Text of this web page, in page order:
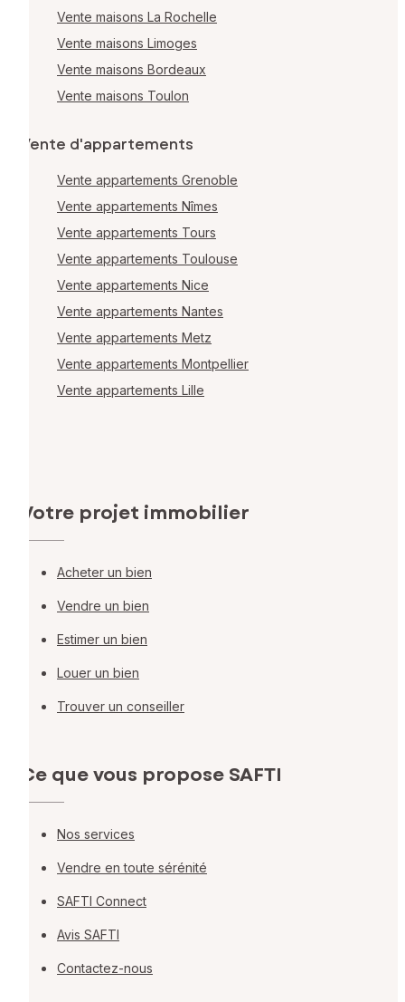
Vente maisons La Rochelle
Vente maisons Limoges
Vente maisons Bordeaux
Vente maisons Toulon
Vente d'appartements
Vente appartements Grenoble
Vente appartements Nîmes
Vente appartements Tours
Vente appartements Toulouse
Vente appartements Nice
Vente appartements Nantes
Vente appartements Metz
Vente appartements Montpellier
Vente appartements Lille
Votre projet immobilier
Acheter un bien
Vendre un bien
Estimer un bien
Louer un bien
Trouver un conseiller
Ce que vous propose SAFTI
Nos services
Vendre en toute sérénité
SAFTI Connect
Avis SAFTI
Contactez-nous